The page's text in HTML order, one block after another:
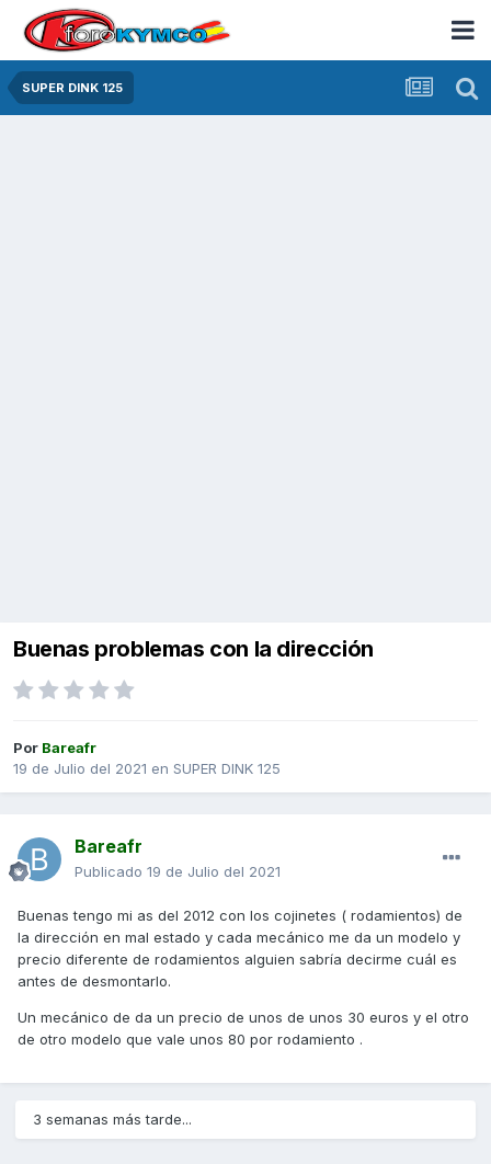
SUPER DINK 125
Buenas problemas con la dirección
Por Bareafr
19 de Julio del 2021 en SUPER DINK 125
Bareafr
Publicado 19 de Julio del 2021
Buenas tengo mi as del 2012 con los cojinetes ( rodamientos) de
la dirección en mal estado y cada mecánico me da un modelo y
precio diferente de rodamientos alguien sabría decirme cuál es
antes de desmontarlo.
Un mecánico de da un precio de unos de unos 30 euros y el otro
de otro modelo que vale unos 80 por rodamiento .
3 semanas más tarde...